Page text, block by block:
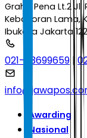
Graha Pena Lt.2 Jl.
Kebayoran Lama,
Ibukota Jakarta
021-53699659 |
Awarding
Nasional